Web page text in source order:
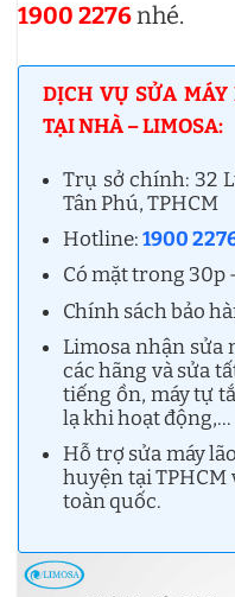
1900 2276nhé.
DỊCH VỤ SỬA MÁY
TẠI NHÀ – LIMOSA:
Trụ sở chính: 32
Tân Phú, TPHCM
Hotline:1900
Có mặt trong 30p
Chính sách bảo
Limosa nhận sửa
các hãng và sửa
tiếng ồn, máy tự
lạ khi hoạt động,…
Hỗ trợ sửa máy
huyện tại
toàn quốc.